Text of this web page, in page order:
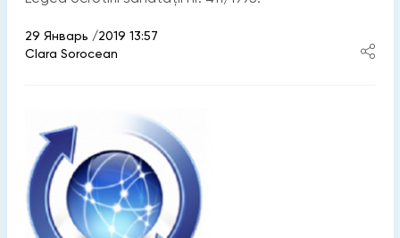
29 Январь /2019 13:57
Clara Sorocean